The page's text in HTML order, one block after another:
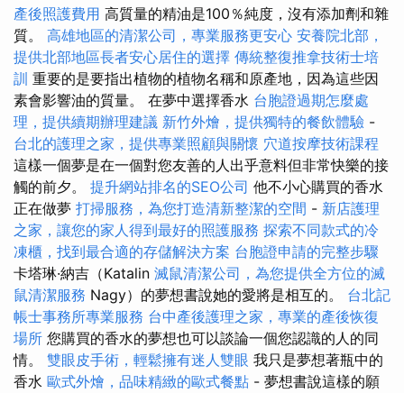
產後照護費用 高質量的精油是100％純度，沒有添加劑和雜
質。 高雄地區的清潔公司，專業服務更安心 安養院北部，
提供北部地區長者安心居住的選擇 傳統整復推拿技術士培
訓 重要的是要指出植物的植物名稱和原產地，因為這些因
素會影響油的質量。 在夢中選擇香水 台胞證過期怎麼處
理，提供續期辦理建議 新竹外燴，提供獨特的餐飲體驗 -
台北的護理之家，提供專業照顧與關懷 穴道按摩技術課程
這樣一個夢是在一個對您友善的人出乎意料但非常快樂的接
觸的前夕。 提升網站排名的SEO公司 他不小心購買的香水
正在做夢 打掃服務，為您打造清新整潔的空間 - 新店護理
之家，讓您的家人得到最好的照護服務 探索不同款式的冷
凍櫃，找到最合適的存儲解決方案 台胞證申請的完整步驟
卡塔琳·納吉（Katalin 滅鼠清潔公司，為您提供全方位的滅
鼠清潔服務 Nagy）的夢想書說她的愛將是相互的。 台北記
帳士事務所專業服務 台中產後護理之家，專業的產後恢復
場所 您購買的香水的夢想也可以談論一個您認識的人的同
情。 雙眼皮手術，輕鬆擁有迷人雙眼 我只是夢想著瓶中的
香水 歐式外燴，品味精緻的歐式餐點 - 夢想書說這樣的願